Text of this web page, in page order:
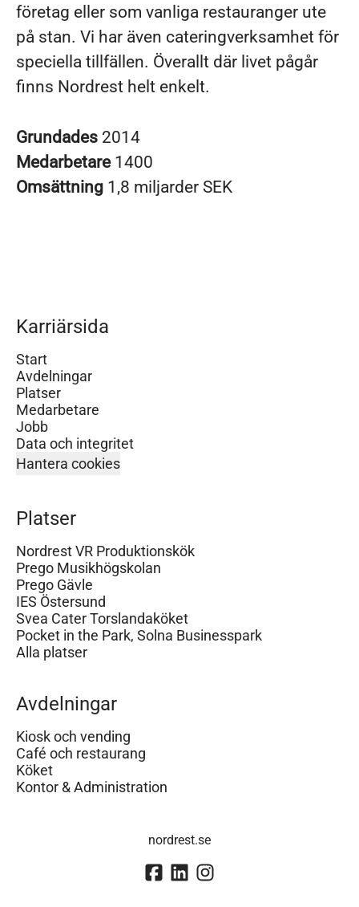
företag eller som vanliga restauranger ute
på stan. Vi har även cateringverksamhet för
speciella tillfällen. Överallt där livet pågår
finns Nordrest helt enkelt.
Grundades 2014
Medarbetare 1400
Omsättning 1,8 miljarder SEK
Karriärsida
Start
Avdelningar
Platser
Medarbetare
Jobb
Data och integritet
Hantera cookies
Platser
Nordrest VR Produktionskök
Prego Musikhögskolan
Prego Gävle
IES Östersund
Svea Cater Torslandaköket
Pocket in the Park, Solna Businesspark
Alla platser
Avdelningar
Kiosk och vending
Café och restaurang
Köket
Kontor & Administration
nordrest.se